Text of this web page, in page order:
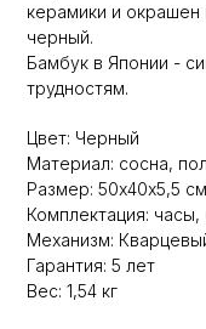
керамики и окрашен
черный.
Бамбук в Японии -
трудностям.
Цвет: Черный
Материал: сосна,
Размер: 50х40х5,5 см
Комплектация:
Механизм:
Гарантия: 5 лет
Вес: 1,54 кг